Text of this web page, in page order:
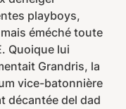
playboys,
éméché toute
Quoique lui
Grandris, la
vice-batonnière
décantée del dad